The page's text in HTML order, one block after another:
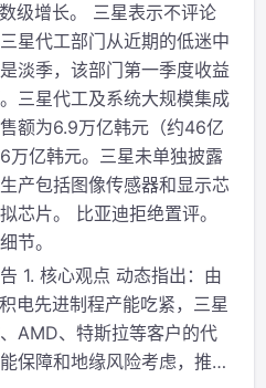
级增长。 三星表示不评论
星代工部门从近期的低迷中
淡季，该部门第一季度收益
三星代工及系统大规模集成
额为6.9万亿韩元（约46亿
万亿韩元。三星未单独披露
产包括图像传感器和显示芯
芯片。 比亚迪拒绝置评。
节。
1. 核心观点 动态指出：由
电先进制程产能吃紧，三星
AMD、特斯拉等客户的代
保障和地缘风险考虑，推动